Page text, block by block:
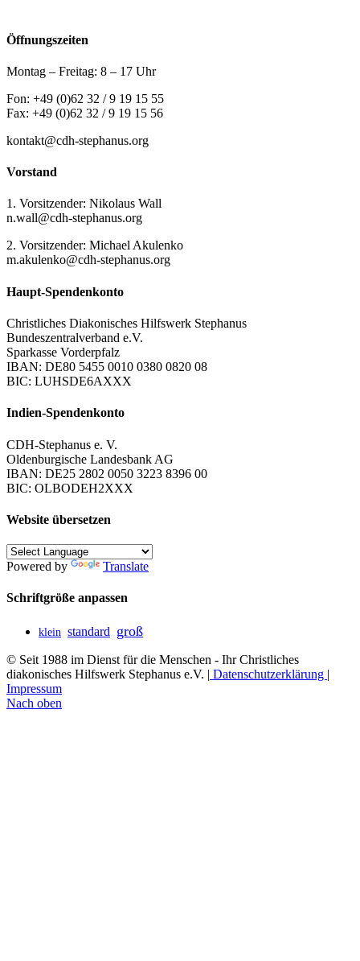
Öffnungszeiten
Montag – Freitag: 8 – 17 Uhr
Fon: +49 (0)62 32 / 9 19 15 55
Fax: +49 (0)62 32 / 9 19 15 56
kontakt@cdh-stephanus.org
Vorstand
1. Vorsitzender: Nikolaus Wall
n.wall@cdh-stephanus.org
2. Vorsitzender: Michael Akulenko
m.akulenko@cdh-stephanus.org
Haupt-Spendenkonto
Christliches Diakonisches Hilfswerk Stephanus
Bundeszentralverband e.V.
Sparkasse Vorderpfalz
IBAN: DE80 5455 0010 0380 0820 08
BIC: LUHSDE6AXXX
Indien-Spendenkonto
CDH-Stephanus e. V.
Oldenburgische Landesbank AG
IBAN: DE25 2802 0050 3223 8396 00
BIC: OLBODEH2XXX
Website übersetzen
Powered by Translate
Schriftgröße anpassen
klein standard groß
© Seit 1988 im Dienst für die Menschen - Ihr Christliches
diakonisches Hilfswerk Stephanus e.V. | Datenschutzerklärung |
Impressum
Nach oben